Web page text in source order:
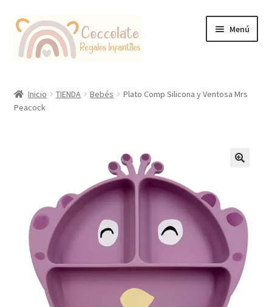
Ir
la
Ir
contenido
Menú
Coccolate Puericultura y Juguetería Educativa
Inicio TIENDA Bebés
Plato Comp Silicona y Ventosa Mrs
Peacock